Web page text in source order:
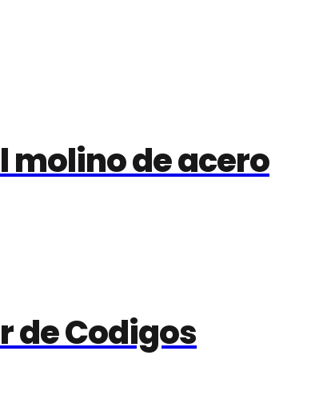
de acero
de Codigos